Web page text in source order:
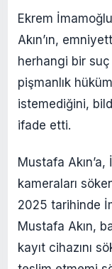
Ekrem
Akın’ın,
herhangi bir
pişmanlık
istemediğini,
ifade etti.
Mustafa
kameraları
2025 tarihinde
Mustafa Akın,
kayıt cihazını